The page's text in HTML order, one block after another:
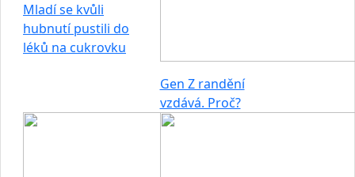
Mladí se kvůli
hubnutí pustili do
léků na cukrovku
Gen Z randění
vzdává. Proč?